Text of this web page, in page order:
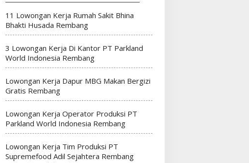
11 Lowongan Kerja Rumah Sakit Bhina
Bhakti Husada Rembang
3 Lowongan Kerja Di Kantor PT Parkland
World Indonesia Rembang
Lowongan Kerja Dapur MBG Makan Bergizi
Gratis Rembang
Lowongan Kerja Operator Produksi PT
Parkland World Indonesia Rembang
Lowongan Kerja Tim Produksi PT
Supremefood Adil Sejahtera Rembang